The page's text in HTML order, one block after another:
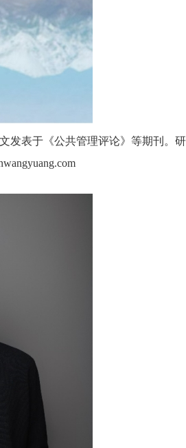
发表于《公共管理评论》等期刊。